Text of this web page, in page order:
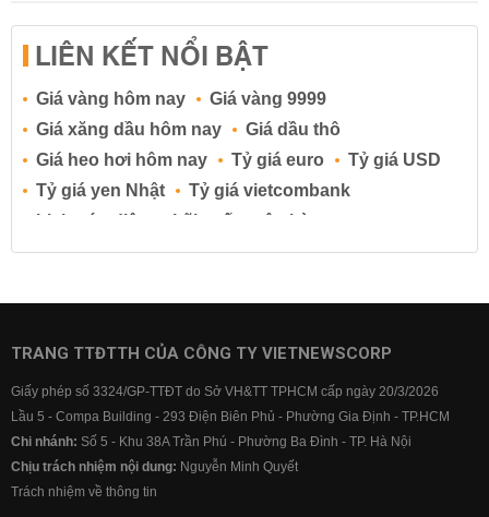
LIÊN KẾT NỔI BẬT
Giá vàng hôm nay
Giá vàng 9999
Giá xăng dầu hôm nay
Giá dầu thô
Giá heo hơi hôm nay
Tỷ giá euro
Tỷ giá USD
Tỷ giá yen Nhật
Tỷ giá vietcombank
Lịch cúp điện
Lãi suất ngân hàng
Lãi suất tiết kiệm
Lãi suất tiền gửi
Lãi suất ngân hàng BIDV
Lãi suất ngân hàng Vietcombank
TRANG TTĐTTH CỦA CÔNG TY VIETNEWSCORP
Giấy phép số 3324/GP-TTĐT do Sở VH&TT TPHCM cấp ngày 20/3/2026
Lầu 5 - Compa Building - 293 Điện Biên Phủ - Phường Gia Định - TP.HCM
Chi nhánh: Số 5 - Khu 38A Trần Phú - Phường Ba Đình - TP. Hà Nội
Chịu trách nhiệm nội dung: Nguyễn Minh Quyết
Trách nhiệm về thông tin